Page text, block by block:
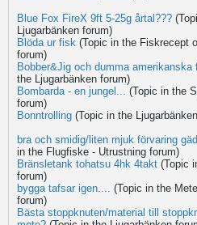
Blue Fox FireX 9ft 5-25g årtal???
Ljugarbänkenforum)
Blöda ur fisk (Topic in the Fiskrecept
forum)
Bobber&Jig och dumma amerikanska
the Ljugarbänkenforum)
Bombarda - en jungel...
(Topic in the
forum)
Bonntrolling (Topic in the Ljugarbänken
bra och smidig/liten mjuk förvaring
in the Flugfiske - Utrustningforum)
Bränsletank tohatsu 4hk 4takt (Topic
forum)
bygga tafsar igen....
(Topic in the
forum)
Bästa stoppknuten/material till